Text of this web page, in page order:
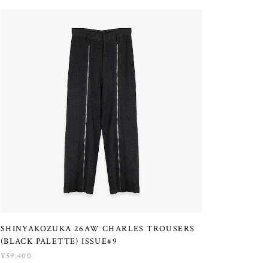
SHINYAKOZUKA 26AW CHARLES TROUSERS
(BLACK PALETTE) ISSUE#9
¥59,400